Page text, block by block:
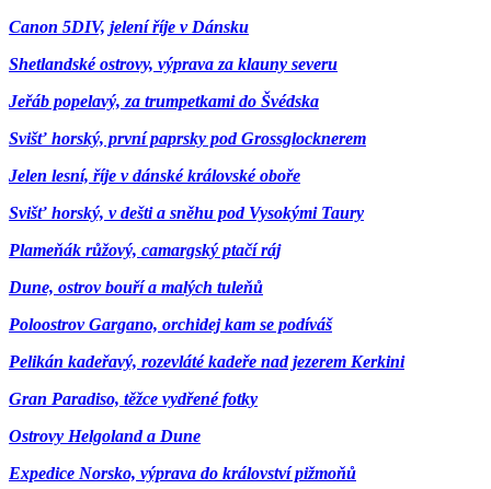
Canon 5DIV, jelení říje v Dánsku
Shetlandské ostrovy, výprava za klauny severu
Jeřáb popelavý, za trumpetkami do Švédska
Svišť horský, první paprsky pod Grossglocknerem
Jelen lesní, říje v dánské královské oboře
Svišť horský, v dešti a sněhu pod Vysokými Taury
Plameňák růžový, camargský ptačí ráj
Dune, ostrov bouří a malých tuleňů
Poloostrov Gargano, orchidej kam se podíváš
Pelikán kadeřavý, rozevláté kadeře nad jezerem Kerkini
Gran Paradiso, těžce vydřené fotky
Ostrovy Helgoland a Dune
Expedice Norsko, výprava do království pižmoňů